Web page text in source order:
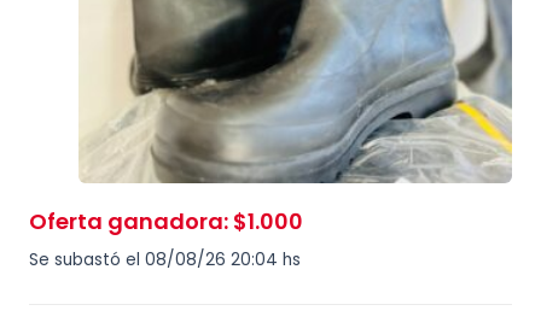
Oferta ganadora: $1.000
Se subastó el 08/08/26 20:04 hs